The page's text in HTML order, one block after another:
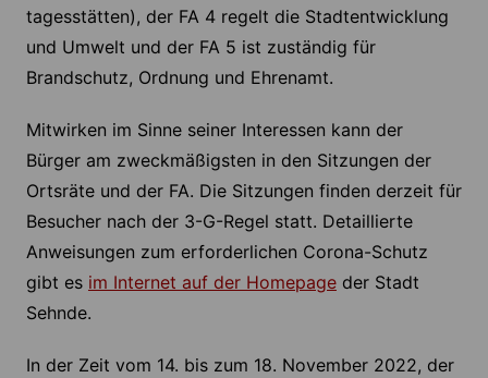
tagesstätten), der FA 4 regelt die Stadtentwicklung
und Umwelt und der FA 5 ist zuständig für
Brandschutz, Ordnung und Ehrenamt.
Mitwirken im Sinne seiner Interessen kann der
Bürger am zweckmäßigsten in den Sitzungen der
Ortsräte und der FA. Die Sitzungen finden derzeit für
Besucher nach der 3-G-Regel statt. Detaillierte
Anweisungen zum erforderlichen Corona-Schutz
gibt es im Internet auf der Homepageder Stadt
Sehnde.
In der Zeit vom 14. bis zum 18. November 2022, der